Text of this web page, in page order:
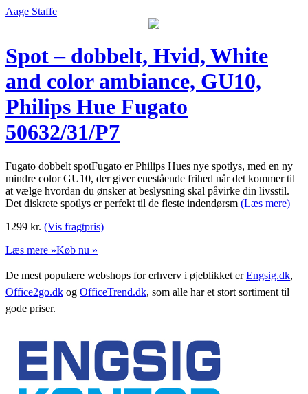
Aage Staffe
Spot – dobbelt, Hvid, White
and color ambiance, GU10,
Philips Hue Fugato
50632/31/P7
Fugato dobbelt spotFugato er Philips Hues nye spotlys, med en ny
mindre color GU10, der giver enestående frihed når det kommer til
at vælge hvordan du ønsker at beslysning skal påvirke din livsstil.
Det diskrete spotlys er perfekt til de fleste indendørsm (Læs mere)
1299 kr. (Vis fragtpris)
Læs mere »Køb nu »
De mest populære webshops for erhverv i øjeblikket erEngsig.dk,
Office2go.dk og OfficeTrend.dk, som alle har et stort sortiment til
gode priser.